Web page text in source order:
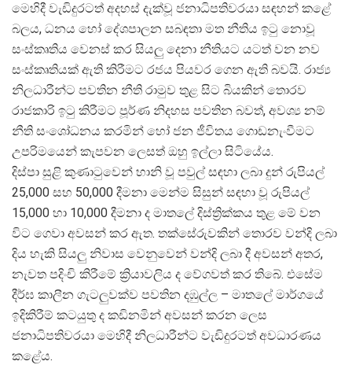
මෙහිදී වැඩිදුරටත් අදහස් දැක්වූ ජනාධිපතිවරයා සඳහන් කළේ
බලය, ධනය හෝ දේශපාලන සබඳතා මත නීතිය ඉටු නොවූ
සංස්කෘතිය වෙනස් කර සියලු දෙනා නීතියට යටත් වන නව
සංස්කෘතියක් ඇති කිරීමට රජය පියවර ගෙන ඇති බවයි. රාජ්
නිලධාරීන්ට පවතින නීති රාමුව තුළ සිට බියකින් තොරව
රාජකාරි ඉටු කිරීමට පූර්ණ නිදහස පවතින බවත්, අවශ් ය නම්
නීති සංශෝධනය කරමින් හෝ ජන ජීවිතය ගොඩනැංවීමට
උපරිමයෙන් කැපවන ලෙසත් ඔහු ඉල්ලා සිටියේය.
දිස්පා සුළි කුණාටුවෙන් හානි වූ පවුල් සඳහා ලබා දුන් රුපියල්
25,000 සහ 50,000 දීමනා මෙන්ම සිසුන් සඳහා වූ රුපියල්
15,000 හා 10,000 දීමනා ද මාතලේ දිස්ත්රික්කය තුළ මේ වන
විට ගෙවා අවසන් කර ඇත. තක්සේරුවකින් තොරව වන්දි ලබා
දිය හැකි සියලු නිවාස වෙනුවෙන් වන්දි ලබා දී අවසන් අතර,
නැවත පදිංචි කිරීමේ ක්රියාවලිය ද වේගවත් කර තිබේ. එසේම
දීර්ඝ කාලීන ගැටලුවක්ව පවතින දඹුල්ල – මාතලේ මාර්ගයේ
ඉදිකිරීම් කටයුතු ද කඩිනමින් අවසන් කරන ලෙස
ජනාධිපතිවරයා මෙහිදී නිලධාරීන්ට වැඩිදුරටත් අවධාරණය
කළේය.